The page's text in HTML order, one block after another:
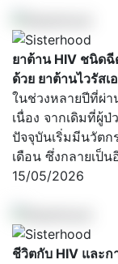
ยาต้าน HIV ชนิดฉี
ด้วย ยาต้านไวรัสเ
ในช่วงหลายปีที่ผ่
เนื่อง จากเดิมที่ผู้
ปัจจุบันเริ่มมีนวัตก
เดือน ซึ่งกลายเป็น
15/05/2026
ชีวิตกับ HIV และก